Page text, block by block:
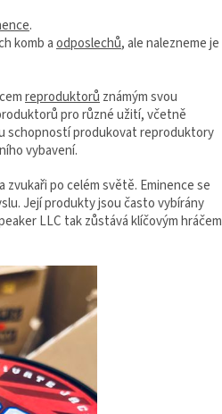
.
kombaodposlechů, ale nalezneme je
reproduktorů známým svou
pro různé užití, včetně
schopností produkovat reproduktory
vybavení.
zvukaři po celém světě. Eminence se
Její produkty jsou často vybírány
LLC tak zůstává klíčovým hráčem